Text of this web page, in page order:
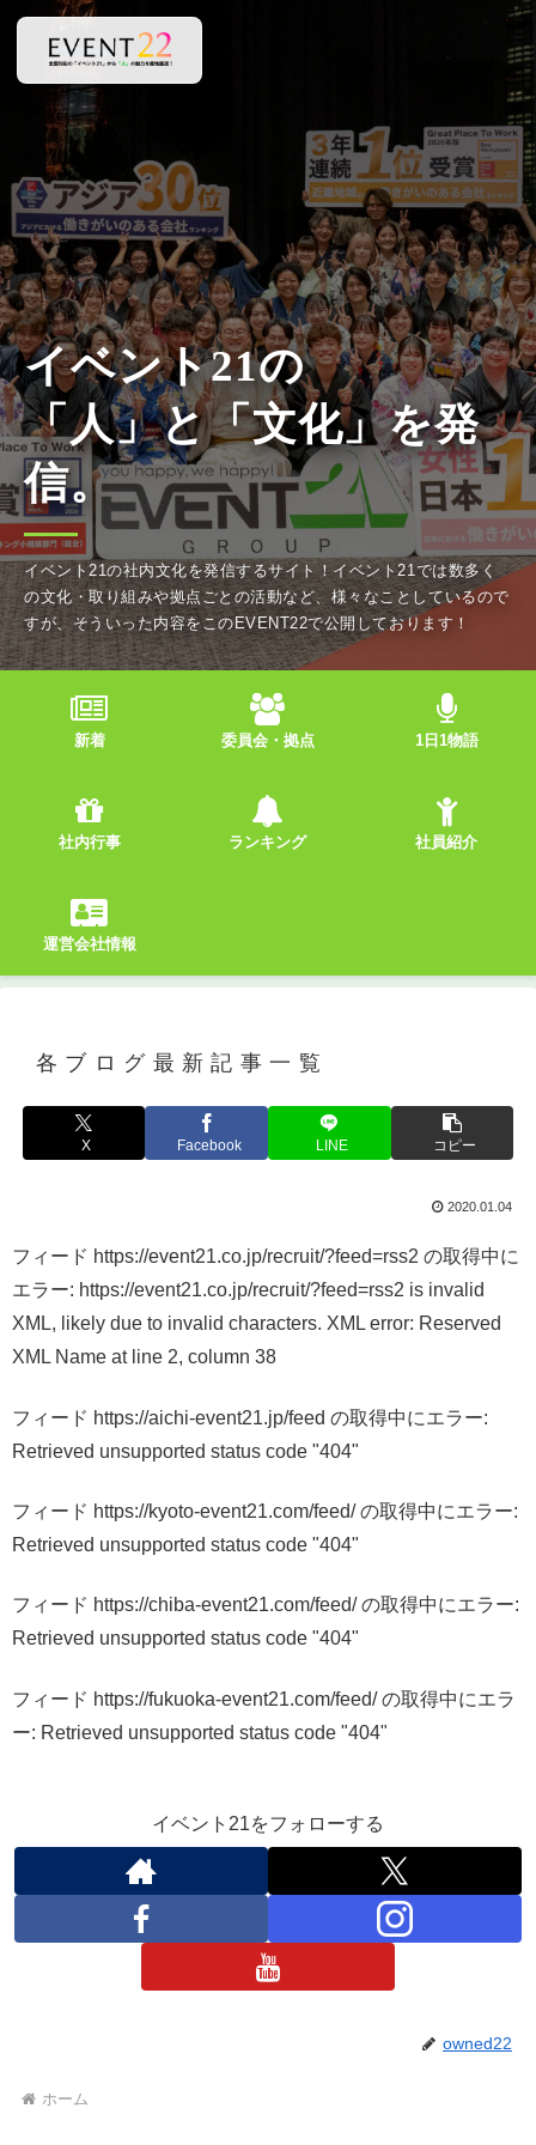
イベント21の社内文化を発信するサイト！イベント21では数多く
の文化・取り組みや拠点ごとの活動など、様々なことしているので
すが、そういった内容をこのEVENT22で公開しております！
新着 委員会・拠点 1日1物語
社内行事 ランキング 社員紹介
運営会社情報
各ブログ最新記事一覧
X Facebook LINE コピー
2020.01.04
フィード https://event21.co.jp/recruit/?feed=rss2 の取得中に
エラー: https://event21.co.jp/recruit/?feed=rss2 is invalid
XML, likely due to invalid characters. XML error: Reserved
XML Name at line 2, column 38
フィード https://aichi-event21.jp/feed の取得中にエラー:
Retrieved unsupported status code "404"
フィード https://kyoto-event21.com/feed/ の取得中にエラー:
Retrieved unsupported status code "404"
フィード https://chiba-event21.com/feed/ の取得中にエラー:
Retrieved unsupported status code "404"
フィード https://fukuoka-event21.com/feed/ の取得中にエラ
ー: Retrieved unsupported status code "404"
イベント21をフォローする
owned22
ホーム